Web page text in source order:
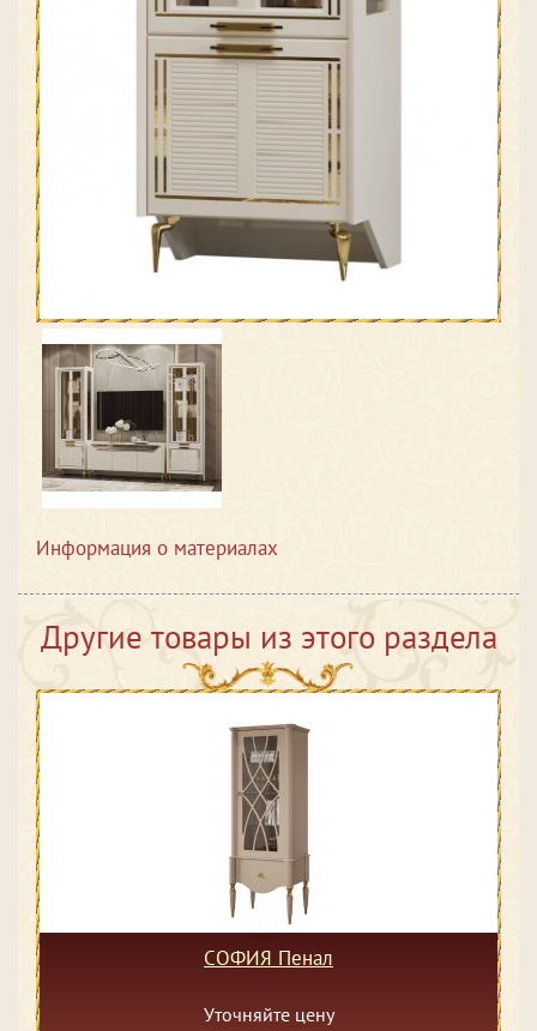
Информация о материалах
Другие товары из этого раздела
СОФИЯ Пенал
Уточняйте цену